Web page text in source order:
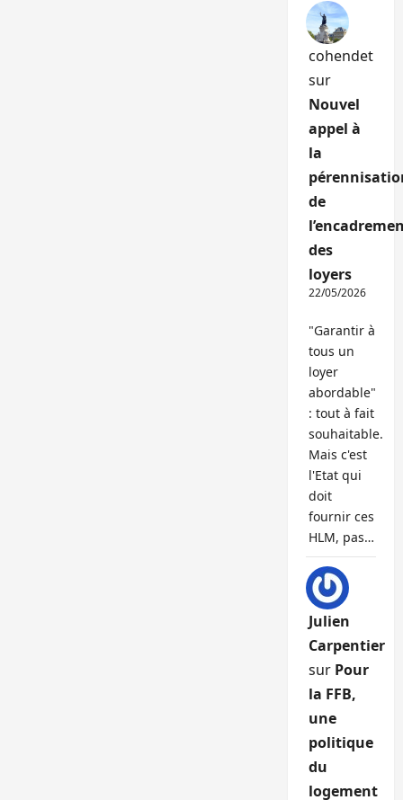
cohendet
sur
Nouvel
appel à
la
de
des
loyers
22/05/2026
"Garantir à
tous un
loyer
abordable"
: tout à fait
souhaitable.
Mais c'est
l'Etat qui
doit
fournir ces
HLM, pas…
Julien
Carpentier
sur Pour
la FFB,
une
politique
du
logement